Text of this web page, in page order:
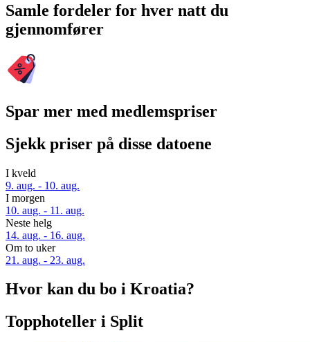
Samle fordeler for hver natt du
gjennomfører
Spar mer med medlemspriser
Sjekk priser på disse datoene
I kveld
9. aug. - 10. aug.
I morgen
10. aug. - 11. aug.
Neste helg
14. aug. - 16. aug.
Om to uker
21. aug. - 23. aug.
Hvor kan du bo i Kroatia?
Topphoteller i Split